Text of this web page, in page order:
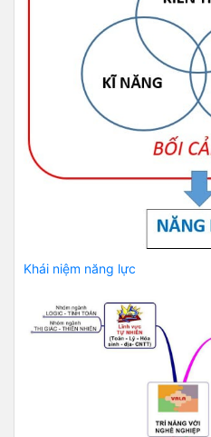
Khái niệm năng lực